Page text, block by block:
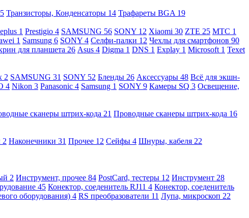
5 Транзисторы, Конденсаторы 14 Трафареты BGA 19
1 Prestigio 4 SAMSUNG 56 SONY 12 Xiaomi 30 ZTE 25 МТС 1
1 Samsung 6 SONY 4 Селфи-палки 12 Чехлы для смартфонов 90
для планшета 26 Asus 4 Digma 1 DNS 1 Explay 1 Microsoft 1 Texet
2 SAMSUNG 31 SONY 52 Бленды 26 Аксессуары 48 Всё для экшн-
4 Nikon 3 Panasonic 4 Samsung 1 SONY 9 Камеры SQ 3 Освещение,
сканеры штрих-кода 21 Проводные сканеры штрих-кода 16
2 Наконечники 31 Прочее 12 Сейфы 4 Шнуры, кабеля 22
2 Инструмент, прочее 84 PostCard, тестеры 12 Инструмент 28
45 Конектор, соеденитель RJ11 4 Конектор, соеденитель
оборудования) 4 RS преобразователи 11 Лупа, микроскоп 22